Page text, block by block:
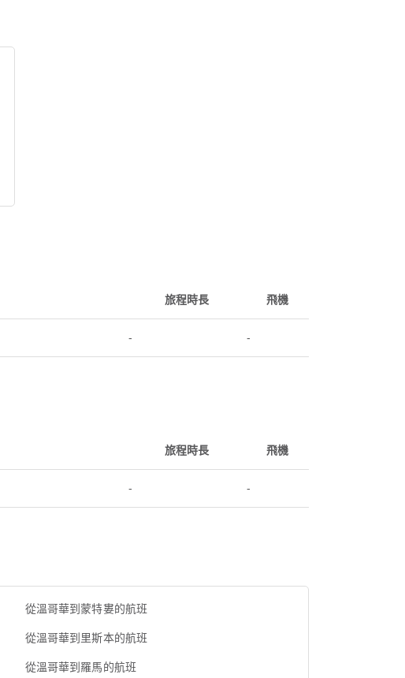
旅程時長 飛機
- -
旅程時長 飛機
- -
從溫哥華到蒙特婁的航班
從溫哥華到里斯本的航班
從溫哥華到羅馬的航班